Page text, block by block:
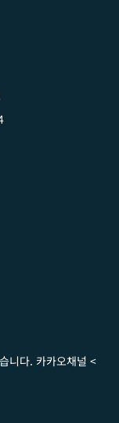
니다. 카카오채널 <